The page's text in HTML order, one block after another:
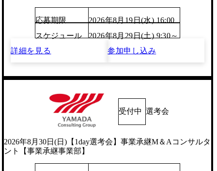
応募期限
2026年8月19日(水) 16:00
スケジュール
2026年8月29日(土) 9:30～
詳細を見る
参加申し込み
受付中 選考会
2026年8月30日(日)【1day選考会】事業承継M＆Aコンサルタ
ント【事業承継事業部】